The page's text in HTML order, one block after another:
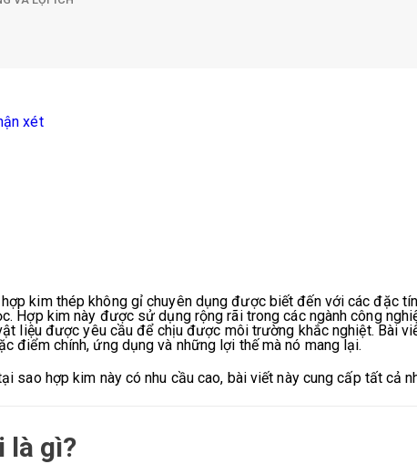
xét
kim thép không gỉ chuyên dụng được biết đến với các đặc
Hợp kim này được sử dụng rộng rãi trong các ngành công
liệu được yêu cầu để chịu được môi trường khắc nghiệt. Bài
điểm chính, ứng dụng và những lợi thế mà nó mang lại.
sao hợp kim này có nhu cầu cao, bài viết này cung cấp tất cả
là gì?